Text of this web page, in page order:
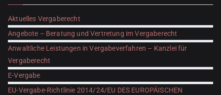
Aktuelles Vergaberecht
Angebote – Beratung und Vertretung im Vergaberecht
Anwaltliche Leistungen in Vergabeverfahren – Kanzlei für
Vergaberecht
E-Vergabe
EU-Vergabe-Richtlinie 2014/24/EU DES EUROPÄISCHEN